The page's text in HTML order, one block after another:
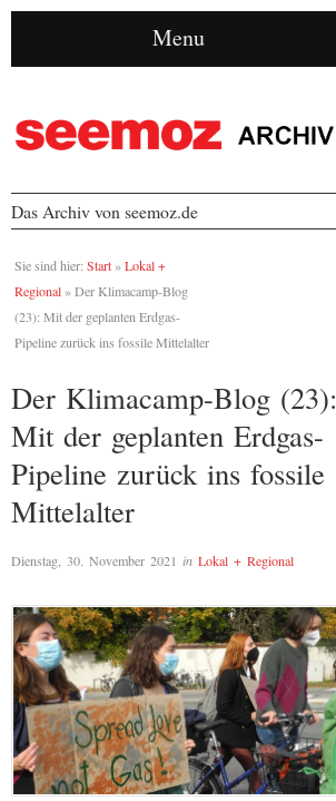
Menu
Das Archiv von seemoz.de
Sie sind hier: Start » Lokal +
Regional » Der Klimacamp-Blog
(23): Mit der geplanten Erdgas-
Pipeline zurück ins fossile Mittelalter
Der Klimacamp-Blog (23):
Mit der geplanten Erdgas-
Pipeline zurück ins fossile
Mittelalter
Dienstag, 30. November 2021 in Lokal + Regional